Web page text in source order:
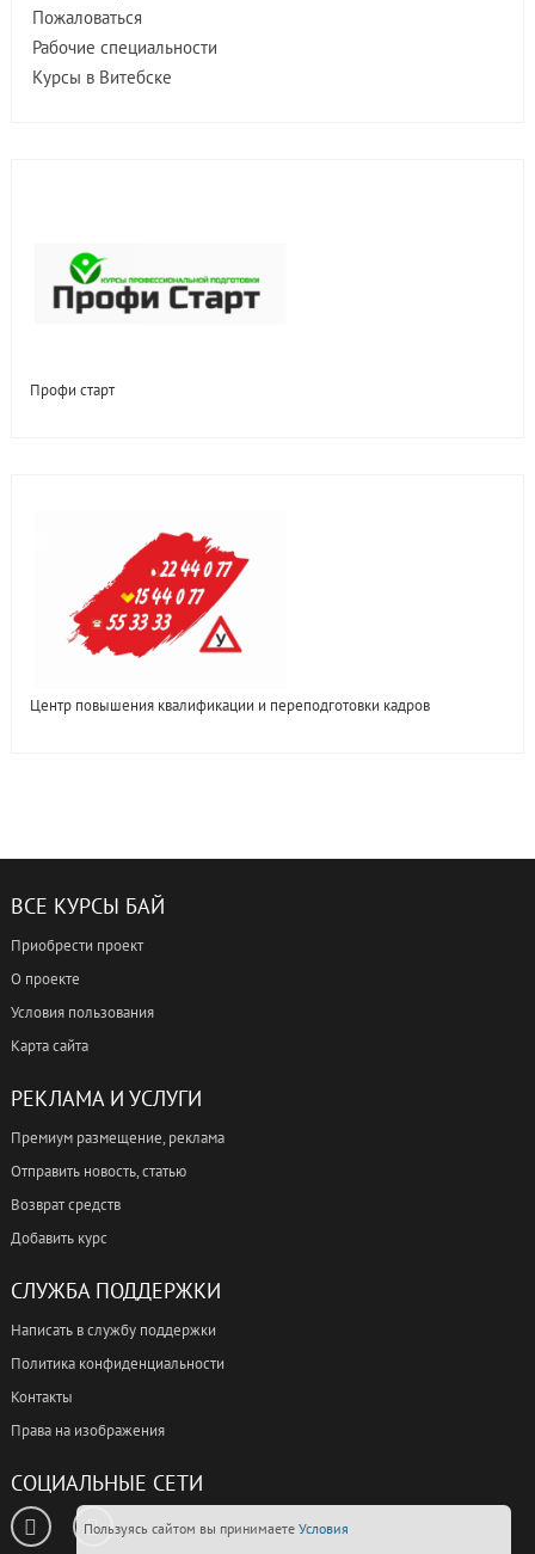
Пожаловаться
Рабочие специальности
Курсы в Витебске
Профи старт
Центр повышения квалификации и переподготовки кадров
ВСЕ КУРСЫ БАЙ
Приобрести проект
О проекте
Условия пользования
Карта сайта
РЕКЛАМА И УСЛУГИ
Премиум размещение, реклама
Отправить новость, статью
Возврат средств
Добавить курс
СЛУЖБА ПОДДЕРЖКИ
Написать в службу поддержки
Политика конфиденциальности
Контакты
Права на изображения
СОЦИАЛЬНЫЕ СЕТИ
Пользуясь сайтом вы принимаете Условия